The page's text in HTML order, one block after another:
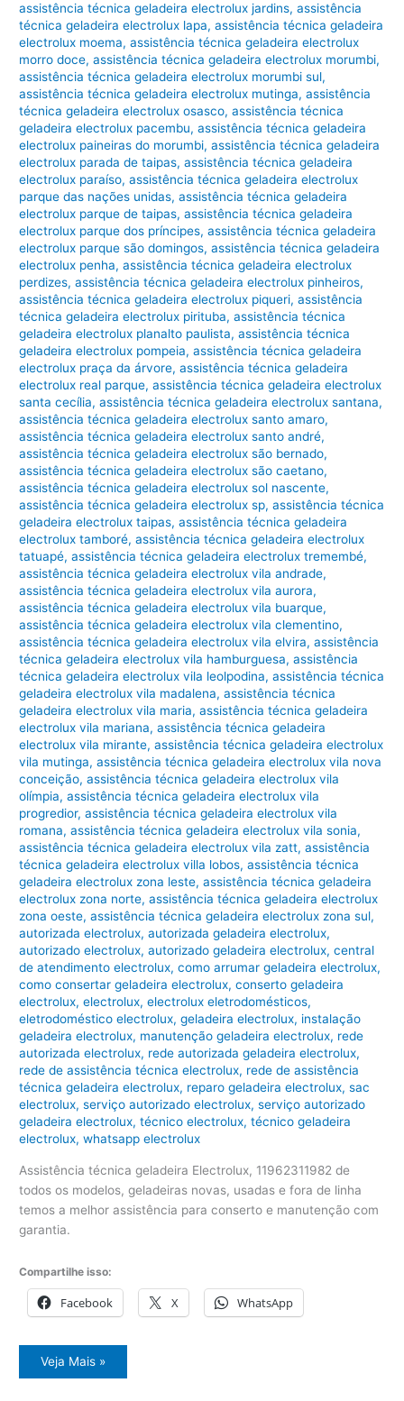
assistência técnica geladeira electrolux jardins,assistência
técnica geladeira electrolux lapa,assistência técnica geladeira
electrolux moema,assistência técnica geladeira electrolux
morro doce,assistência técnica geladeira electrolux morumbi,
assistência técnica geladeira electrolux morumbi sul,
assistência técnica geladeira electrolux mutinga,assistência
técnica geladeira electrolux osasco,assistência técnica
geladeira electrolux pacembu,assistência técnica geladeira
electrolux paineiras do morumbi,assistência técnica geladeira
electrolux parada de taipas,assistência técnica geladeira
electrolux paraíso,assistência técnica geladeira electrolux
parque das nações unidas,assistência técnica geladeira
electrolux parque de taipas,assistência técnica geladeira
electrolux parque dos príncipes,assistência técnica geladeira
electrolux parque são domingos,assistência técnica geladeira
electrolux penha,assistência técnica geladeira electrolux
perdizes,assistência técnica geladeira electrolux pinheiros,
assistência técnica geladeira electrolux piqueri,assistência
técnica geladeira electrolux pirituba,assistência técnica
geladeira electrolux planalto paulista,assistência técnica
geladeira electrolux pompeia,assistência técnica geladeira
electrolux praça da árvore,assistência técnica geladeira
electrolux real parque,assistência técnica geladeira electrolux
santa cecília,assistência técnica geladeira electrolux santana,
assistência técnica geladeira electrolux santo amaro,
assistência técnica geladeira electrolux santo andré,
assistência técnica geladeira electrolux são bernado,
assistência técnica geladeira electrolux são caetano,
assistência técnica geladeira electrolux sol nascente,
assistência técnica geladeira electrolux sp,assistência técnica
geladeira electrolux taipas,assistência técnica geladeira
electrolux tamboré,assistência técnica geladeira electrolux
tatuapé,assistência técnica geladeira electrolux tremembé,
assistência técnica geladeira electrolux vila andrade,
assistência técnica geladeira electrolux vila aurora,
assistência técnica geladeira electrolux vila buarque,
assistência técnica geladeira electrolux vila clementino,
assistência técnica geladeira electrolux vila elvira,assistência
técnica geladeira electrolux vila hamburguesa,assistência
técnica geladeira electrolux vila leolpodina,assistência técnica
geladeira electrolux vila madalena,assistência técnica
geladeira electrolux vila maria,assistência técnica geladeira
electrolux vila mariana,assistência técnica geladeira
electrolux vila mirante,assistência técnica geladeira electrolux
vila mutinga,assistência técnica geladeira electrolux vila nova
conceição,assistência técnica geladeira electrolux vila
olímpia,assistência técnica geladeira electrolux vila
progredior,assistência técnica geladeira electrolux vila
romana,assistência técnica geladeira electrolux vila sonia,
assistência técnica geladeira electrolux vila zatt,assistência
técnica geladeira electrolux villa lobos,assistência técnica
geladeira electrolux zona leste,assistência técnica geladeira
electrolux zona norte,assistência técnica geladeira electrolux
zona oeste,assistência técnica geladeira electrolux zona sul,
autorizada electrolux,autorizada geladeira electrolux,
autorizado electrolux,autorizado geladeira electrolux,central
de atendimento electrolux,como arrumar geladeira electrolux,
como consertar geladeira electrolux,conserto geladeira
electrolux,electrolux,electrolux eletrodomésticos,
eletrodoméstico electrolux,geladeira electrolux, instalação
geladeira electrolux, manutenção geladeira electrolux, rede
autorizada electrolux, rede autorizada geladeira electrolux,
rede de assistência técnica electrolux, rede de assistência
técnica geladeira electrolux, reparo geladeira electrolux,sac
electrolux,serviço autorizado electrolux,serviço autorizado
geladeira electrolux,técnico electrolux,técnico geladeira
electrolux,whatsapp electrolux
Assistência técnica geladeira Electrolux, 11962311982 de
todos os modelos, geladeiras novas, usadas e fora de linha
temos a melhor assistência para conserto e manutenção com
garantia.
Compartilhe isso:
Facebook X WhatsApp
Assistência
técnica
Veja Mais »